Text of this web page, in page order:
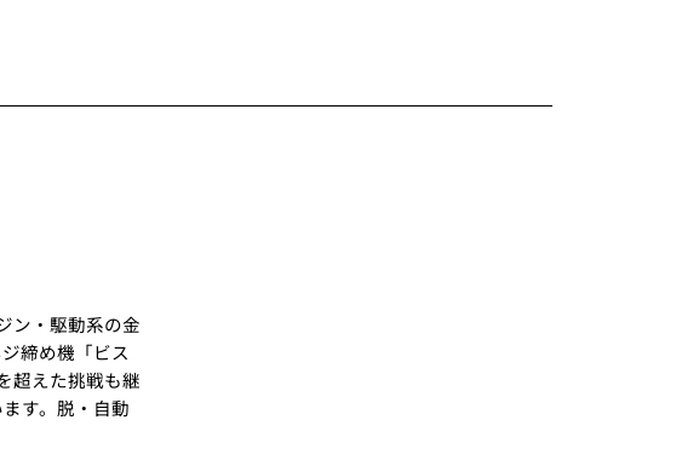
ン・駆動系の金
締め機「ビス
超えた挑戦も継
す。脱・自動